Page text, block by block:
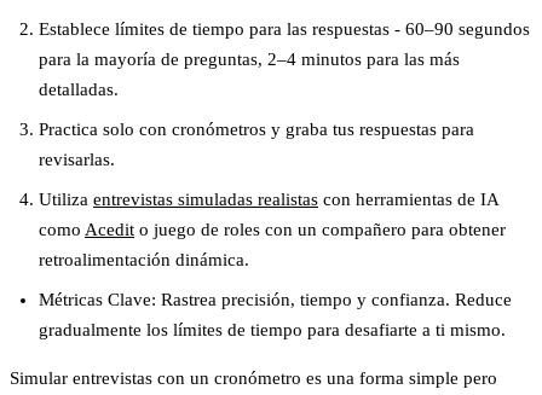
Establece límites de tiempo para las respuestas - 60–90 segundos
para la mayoría de preguntas, 2–4 minutos para las más
detalladas.
Practica solo con cronómetros y graba tus respuestas para
revisarlas.
Utiliza entrevistas simuladas realistas con herramientas de IA
como Acedit o juego de roles con un compañero para obtener
retroalimentación dinámica.
Métricas Clave: Rastrea precisión, tiempo y confianza. Reduce
gradualmente los límites de tiempo para desafiarte a ti mismo.
Simular entrevistas con un cronómetro es una forma simple pero